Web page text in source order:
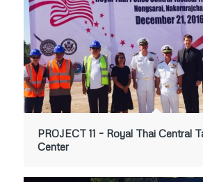
PROJECT 11 – Royal Thai Central
Center